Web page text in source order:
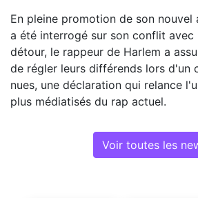
En pleine promotion de son nouvel
a été interrogé sur son conflit avec
détour, le rappeur de Harlem a
de régler leurs différends lors d'un
nues, une déclaration qui relance
plus médiatisés du rap actuel.
Voir toutes les